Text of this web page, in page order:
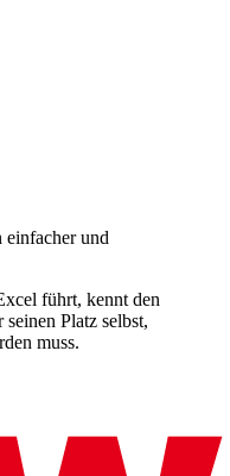
einfacher und
führt, kennt den
Platz selbst,
muss.